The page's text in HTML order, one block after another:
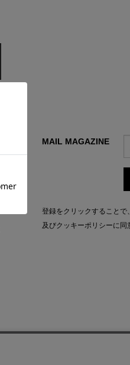
MAIL MAGAZINE
登録をクリックすることで
及びクッキーポリシーに同